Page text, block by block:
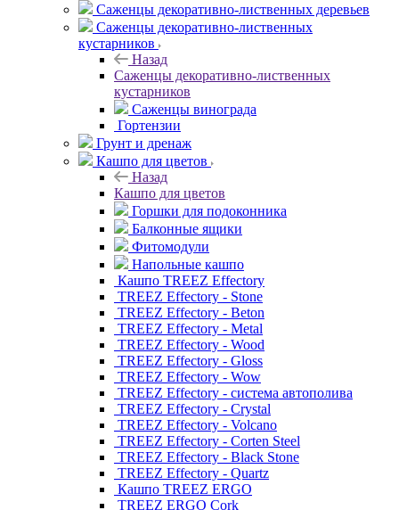
Саженцы декоративно-лиственных деревьев
Саженцы декоративно-лиственных
кустарников
Назад
Саженцы декоративно-лиственных
кустарников
Саженцы винограда
Гортензии
Грунт и дренаж
Кашпо для цветов
Назад
Кашпо для цветов
Горшки для подоконника
Балконные ящики
Фитомодули
Напольные кашпо
Кашпо TREEZ Effectory
TREEZ Effectory - Stone
TREEZ Effectory - Beton
TREEZ Effectory - Metal
TREEZ Effectory - Wood
TREEZ Effectory - Gloss
TREEZ Effectory - Wow
TREEZ Effectory - система автополива
TREEZ Effectory - Crystal
TREEZ Effectory - Volcano
TREEZ Effectory - Corten Steel
TREEZ Effectory - Black Stone
TREEZ Effectory - Quartz
Кашпо TREEZ ERGO
TREEZ ERGO Cork